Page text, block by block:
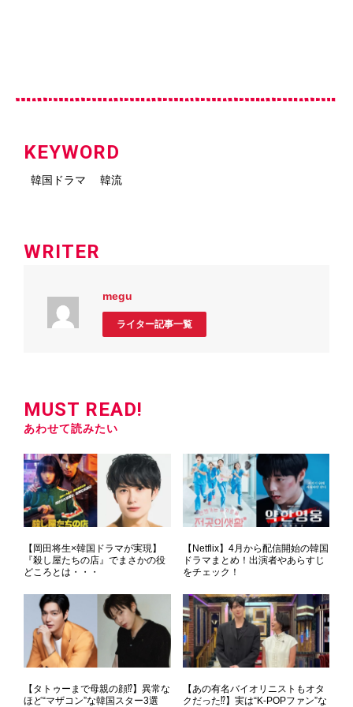
KEYWORD
韓国ドラマ 韓流
WRITER
megu
ライター記事一覧
MUST READ!
あわせて読みたい
【岡田将生×韓国ドラマが実現】
『殺し屋たちの店』でまさかの役
どころとは・・・
【Netflix】4月から配信開始の韓国
ドラマまとめ！出演者やあらすじ
をチェック！
【タトゥーまで母親の顔⁉】異常な
ほど“マザコン”な韓国スター3選
【あの有名バイオリニストもオタ
クだった⁉】実は“K-POPファン”な